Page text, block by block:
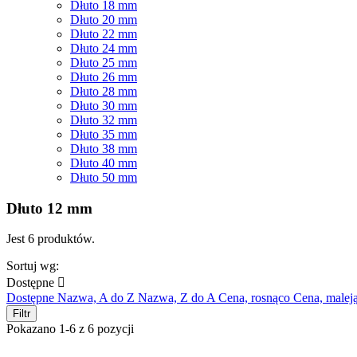
Dłuto 18 mm
Dłuto 20 mm
Dłuto 22 mm
Dłuto 24 mm
Dłuto 25 mm
Dłuto 26 mm
Dłuto 28 mm
Dłuto 30 mm
Dłuto 32 mm
Dłuto 35 mm
Dłuto 38 mm
Dłuto 40 mm
Dłuto 50 mm
Dłuto 12 mm
Jest 6 produktów.
Sortuj wg:
Dostępne 
Dostępne Nazwa, A do Z Nazwa, Z do ACena, rosnąco Cena,
Filtr
Pokazano 1-6 z 6 pozycji